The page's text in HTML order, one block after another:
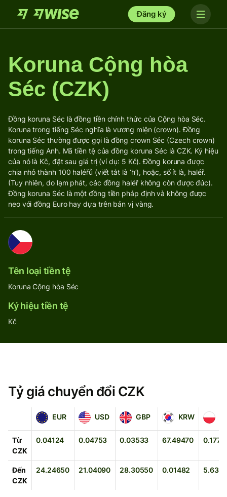
Đăng ký
Koruna Cộng hòa
Séc (CZK)
Đồng koruna Séc là đồng tiền chính thức của Cộng hòa Séc.
Koruna trong tiếng Séc nghĩa là vương miện (crown). Đồng
koruna Séc thường được gọi là đồng crown Séc (Czech crown)
trong tiếng Anh. Mã tiền tệ của đồng koruna Séc là CZK. Ký hiệu
của nó là Kč, đặt sau giá trị (ví dụ: 5 Kč). Đồng koruna được
chia nhỏ thành 100 haléřů (viết tắt là ‘h’), hoặc, số ít là, haléř.
(Tuy nhiên, do lạm phát, các đồng haléř không còn được đúc).
Đồng koruna Séc là một đồng tiền pháp định và không được
neo với đồng Euro hay dựa trên bản vị vàng.
Tên loại tiền tệ
Koruna Cộng hòa Séc
Ký hiệu tiền tệ
Kč
Tỷ giá chuyển đổi CZK
EUR
EUR USD
USD GBP
GBP KRW
KRW PLN
Từ
CZK
0.04124 0.04753 0.03533 67.49470
Đến
CZK
24.24650 21.04090 28.30550 0.01482